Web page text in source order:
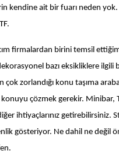
kendine ait bir fuarı neden yok.
firmalardan birini temsil
bazı eksikliklere ilgili
zorlandığı konu taşıma
konuyu çözmek gerekir.
ihtiyaçlarınız getirebilirsiniz.
gösteriyor. Ne dahil ne değil